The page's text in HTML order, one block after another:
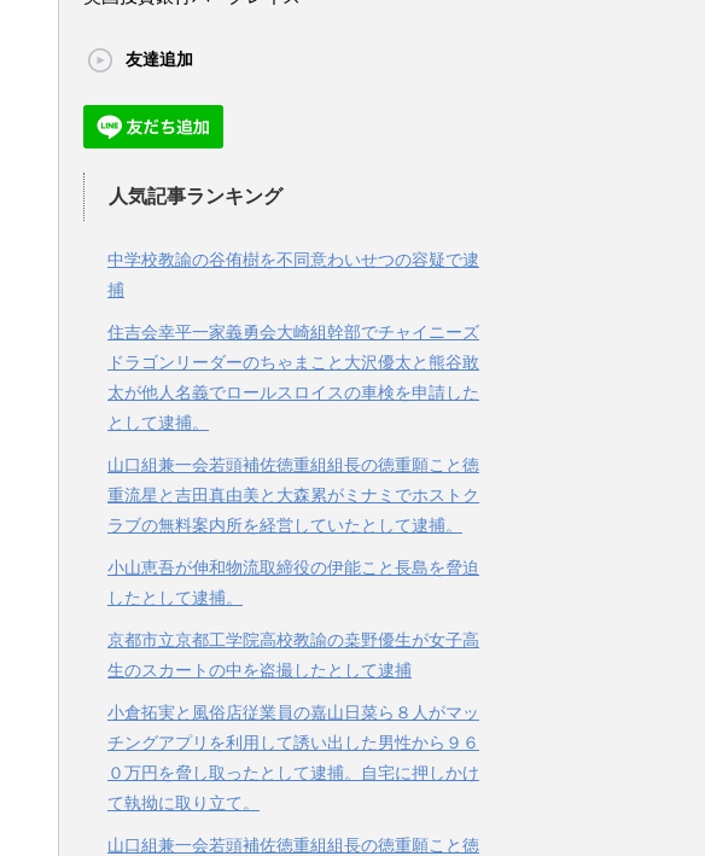
友達追加
人気記事ランキング
中学校教諭の谷侑樹を不同意わいせつの容疑で逮
捕
住吉会幸平一家義勇会大崎組幹部でチャイニーズ
ドラゴンリーダーのちゃまこと大沢優太と熊谷敢
太が他人名義でロールスロイスの車検を申請した
として逮捕。
山口組兼一会若頭補佐徳重組組長の徳重願こと徳
重流星と吉田真由美と大森累がミナミでホストク
ラブの無料案内所を経営していたとして逮捕。
小山恵吾が伸和物流取締役の伊能こと長島を脅迫
したとして逮捕。
京都市立京都工学院高校教諭の桒野優生が女子高
生のスカートの中を盗撮したとして逮捕
小倉拓実と風俗店従業員の嘉山日菜ら８人がマッ
チングアプリを利用して誘い出した男性から９６
０万円を脅し取ったとして逮捕。自宅に押しかけ
て執拗に取り立て。
山口組兼一会若頭補佐徳重組組長の徳重願こと徳